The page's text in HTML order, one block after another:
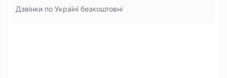
Дзвінки по Україні безкоштовні